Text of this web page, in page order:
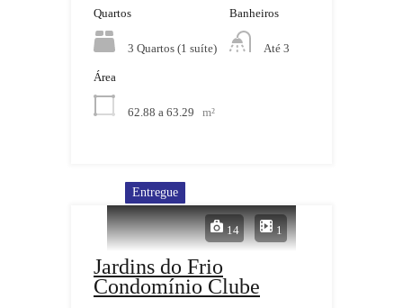
Quartos
3 Quartos (1 suíte)
Banheiros
Até 3
Área
62.88 a 63.29 m²
14 1
Entregue
Jardins do Frio
Condomínio Clube